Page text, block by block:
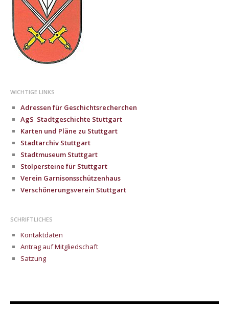
WICHTIGE LINKS
Adressen für Geschichtsrecherchen
AgS Stadtgeschichte Stuttgart
Karten und Pläne zu Stuttgart
Stadtarchiv Stuttgart
Stadtmuseum Stuttgart
Stolpersteine für Stuttgart
Verein Garnisonsschützenhaus
Verschönerungsverein Stuttgart
SCHRIFTLICHES
Kontaktdaten
Antrag auf Mitgliedschaft
Satzung